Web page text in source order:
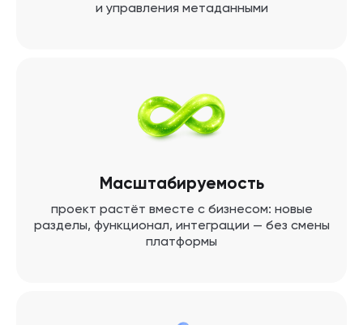
и управления метаданными
Масштабируемость
проект растёт вместе с бизнесом: новые
разделы, функционал, интеграции — без смены
платформы